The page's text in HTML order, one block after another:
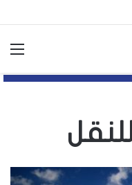
يكشف انقسام أوروبا